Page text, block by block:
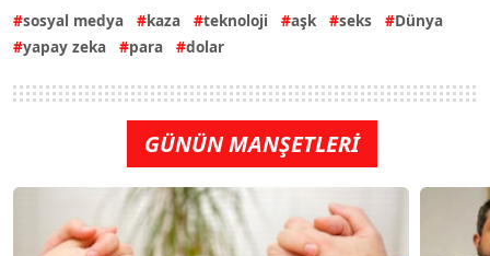
sosyal medya kaza teknoloji aşk seks
Dünya
yapay zeka
para dolar
GÜNÜN MANŞETLERİ